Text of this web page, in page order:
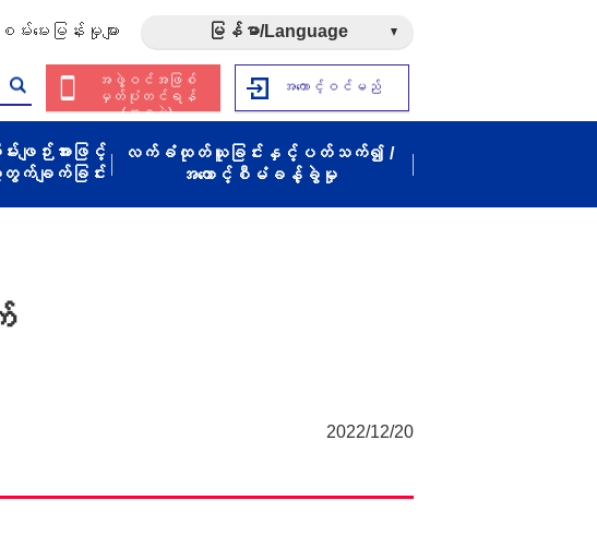
မ်းမေးမြန်းမှုများ မြန်မာ/Language
အဖွဲ့ဝင်အဖြစ်
မှတ်ပုံတင်ရန်
(အခမဲ့)
အကောင့်ဝင်မည်
းဖျဉ်းအားဖြင့်
က်ချက်ခြင်း
လက်ခံထုတ်ယူခြင်းနှင့်ပတ်သက်၍ /
အကောင့်စီမံခန့်ခွဲမှု
2022/12/20